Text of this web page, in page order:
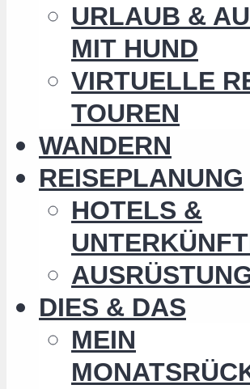
URLAUB &
MIT HUND
VIRTUELLE
TOUREN
WANDERN
REISEPLANUNG
HOTELS &
DIES & DAS
MEIN